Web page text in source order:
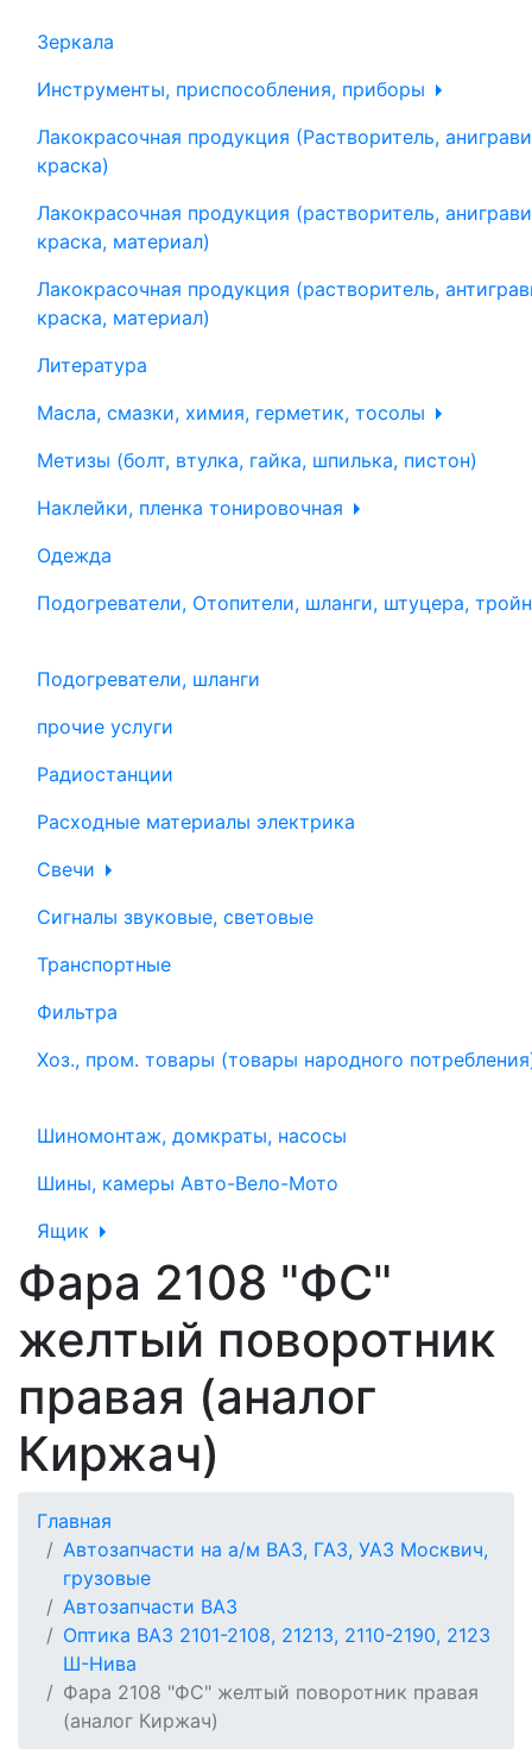
Зеркала
Инструменты, приспособления, приборы
Лакокрасочная продукция (Растворитель,
краска)
Лакокрасочная продукция (растворитель,
краска, материал)
Лакокрасочная продукция (растворитель,
краска, материал)
Литература
Масла, смазки, химия, герметик, тосолы
Метизы (болт, втулка, гайка, шпилька, пистон)
Наклейки, пленка тонировочная
Одежда
Подогреватели, Отопители, шланги, штуцера,
Подогреватели, шланги
прочие услуги
Радиостанции
Расходные материалы электрика
Свечи
Сигналы звуковые, световые
Транспортные
Фильтра
Хоз., пром. товары (товары народного
Шиномонтаж, домкраты, насосы
Шины, камеры Авто-Вело-Мото
Ящик
Фара 2108 "ФС"
желтый поворотник
правая (аналог
Киржач)
Главная
Автозапчасти на а/м ВАЗ, ГАЗ, УАЗ Москвич,
грузовые
Автозапчасти ВАЗ
Оптика ВАЗ 2101-2108, 21213, 2110-2190, 2123
Ш-Нива
Фара 2108 "ФС" желтый поворотник правая
(аналог Киржач)